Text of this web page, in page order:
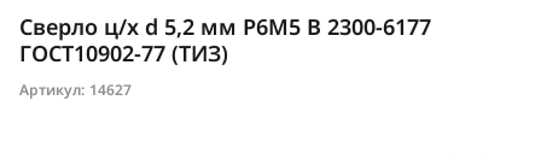
Сверло ц/х d 5,2 мм Р6М5 В 2300-6177
ГОСТ10902-77 (ТИЗ)
Артикул: 14627